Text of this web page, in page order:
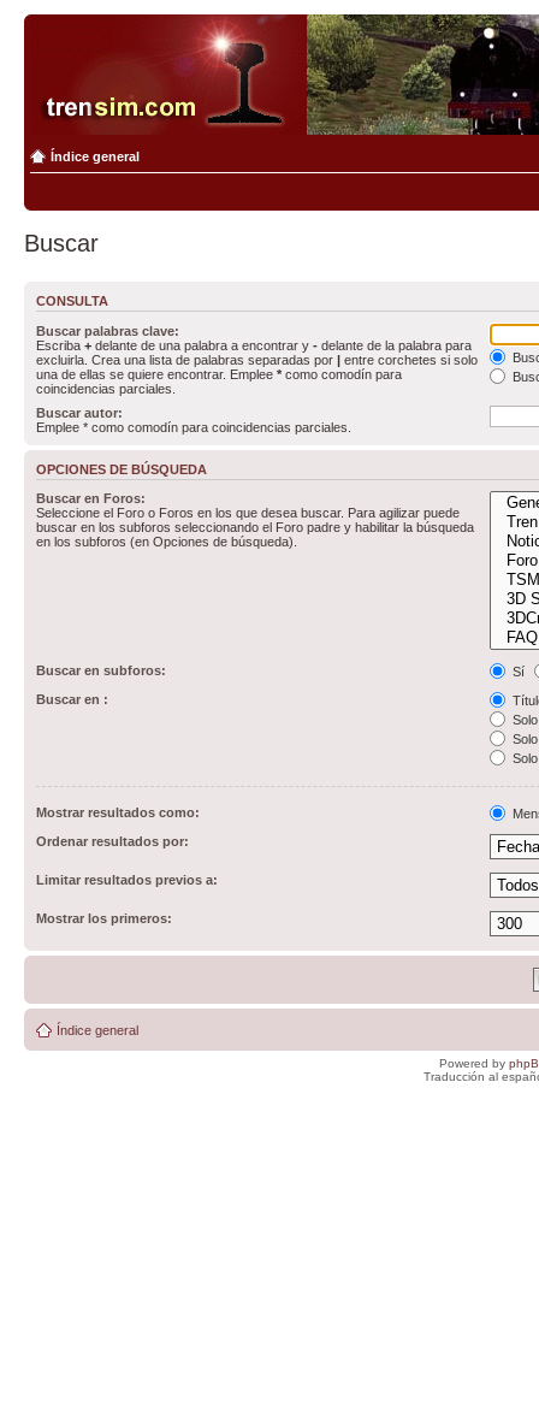
Índice general
Buscar
CONSULTA
Buscar palabras clave:
Escriba + delante de una palabra a encontrar y - delante de la palabra para
excluirla. Crea una lista de palabras separadas por | entre corchetes si solo
una de ellas se quiere encontrar. Emplee * como comodín para
coincidencias parciales.
Buscar autor:
Emplee * como comodín para coincidencias parciales.
OPCIONES DE BÚSQUEDA
Buscar en Foros:
Seleccione el Foro o Foros en los que desea buscar. Para agilizar puede
buscar en los subforos seleccionando el Foro padre y habilitar la búsqueda
en los subforos (en Opciones de búsqueda).
Buscar en subforos:
Sí
Buscar en :
Mostrar resultados como:
Ordenar resultados por:
Limitar resultados previos a:
Mostrar los primeros:
Índice general
Powered by
Traducción al